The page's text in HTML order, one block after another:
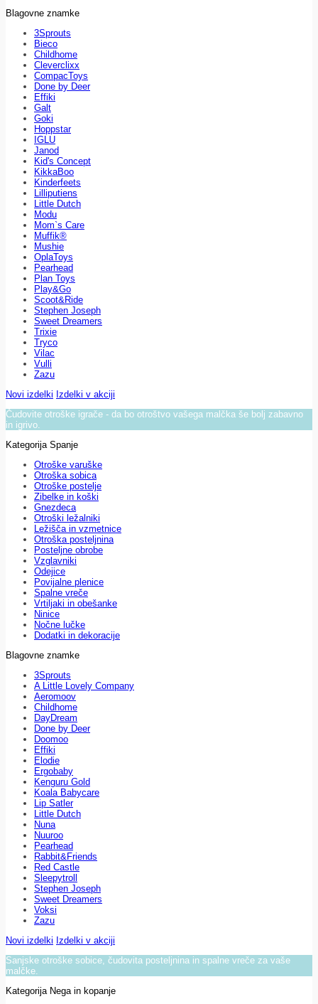
Blagovne znamke
3Sprouts
Bieco
Childhome
Cleverclixx
CompacToys
Done by Deer
Effiki
Galt
Goki
Hoppstar
IGLU
Janod
Kid's Concept
KikkaBoo
Kinderfeets
Lilliputiens
Little Dutch
Modu
Mom`s Care
Muffik®
Mushie
OplaToys
Pearhead
Plan Toys
Play&Go
Scoot&Ride
Stephen Joseph
Sweet Dreamers
Trixie
Tryco
Vilac
Vulli
Zazu
Novi izdelki Izdelki v akciji
Čudovite otroške igrače - da bo otroštvo vašega malčka še bolj zabavno
in igrivo.
Kategorija Spanje
Otroške varuške
Otroška sobica
Otroške postelje
Zibelke in koški
Gnezdeca
Otroški ležalniki
Ležišča in vzmetnice
Otroška posteljnina
Posteljne obrobe
Vzglavniki
Odejice
Povijalne plenice
Spalne vreče
Vrtiljaki in obešanke
Ninice
Nočne lučke
Dodatki in dekoracije
Blagovne znamke
3Sprouts
A Little Lovely Company
Aeromoov
Childhome
DayDream
Done by Deer
Doomoo
Effiki
Elodie
Ergobaby
Kenguru Gold
Koala Babycare
Lip Satler
Little Dutch
Nuna
Nuuroo
Pearhead
Rabbit&Friends
Red Castle
Sleepytroll
Stephen Joseph
Sweet Dreamers
Voksi
Zazu
Novi izdelki Izdelki v akciji
Sanjske otroške sobice, čudovita posteljnina in spalne vreče za vaše
malčke.
Kategorija Nega in kopanje